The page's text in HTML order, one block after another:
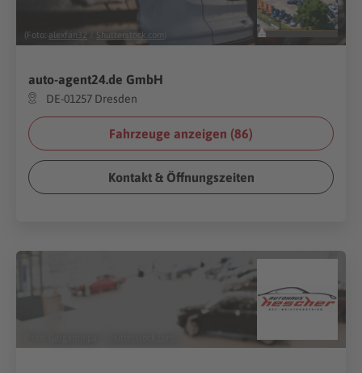
(Foto: alexfan32 Shutterstock.com
auto-agent24.de GmbH
DE-01257 Dresden
Fahrzeuge anzeigen (86)
Kontakt & Öffnungszeiten